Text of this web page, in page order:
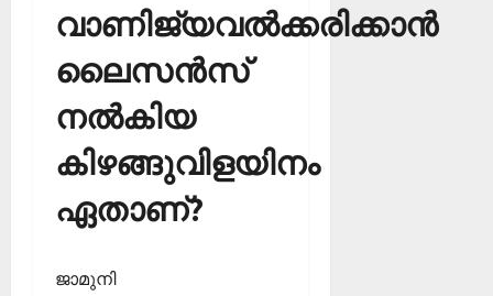
വാണിജ്യവല്‍ക്കരിക്കാന്‍
ലൈസന്‍സ്
നല്‍കിയ
കിഴങ്ങുവിളയിനം
ഏതാണ്?
ജാമുനി